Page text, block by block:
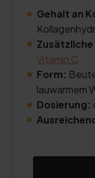
Gehalt an
Vitamin C
Form:
lauwarmem
Dosierung: